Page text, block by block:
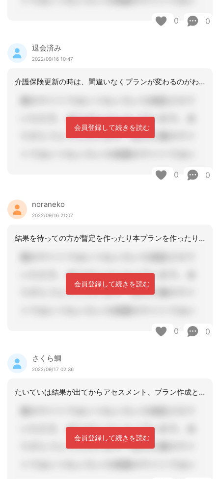
0 0
退会済み
2022/09/16 10:47
介護保険更新の時は、間違いなくプランが変わるのがわかりきっているので、私は9月切
会員登録して続きを読む
0 0
noraneko
2022/09/16 21:07
結果を待っての方が暫定を作ったり本プランを作ったりと二度手間にはならないでしょう
会員登録して続きを読む
0 0
さくら鯛
2022/09/17 02:36
たいていは結果が出てからアセスメント、プラン作成といくかもしれませんが、結果が出
会員登録して続きを読む